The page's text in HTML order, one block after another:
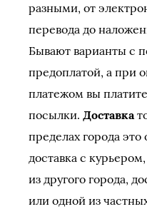
разными, от
перевода до
Бывают варианты с
предоплатой, а при
платежом вы
посылки. Доставка
пределах города
доставка с
из другого города,
или одной из